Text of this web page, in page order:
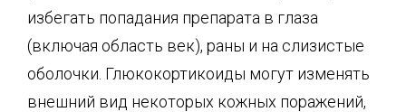
избегать попадания препарата в глаза
(включая область век), раны и на слизистые
оболочки. Глюкокортикоиды могут изменять
внешний вид некоторых кожных поражений,